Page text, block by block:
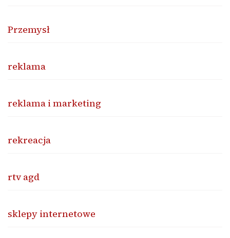
Przemysł
reklama
reklama i marketing
rekreacja
rtv agd
sklepy internetowe